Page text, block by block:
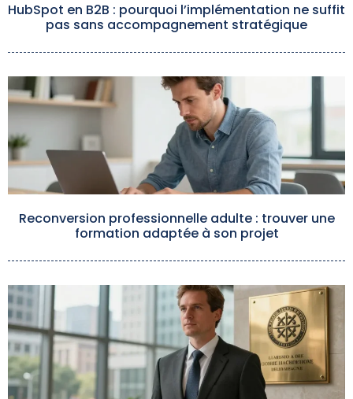
HubSpot en B2B : pourquoi l’implémentation ne suffit
pas sans accompagnement stratégique
Reconversion professionnelle adulte : trouver une
formation adaptée à son projet